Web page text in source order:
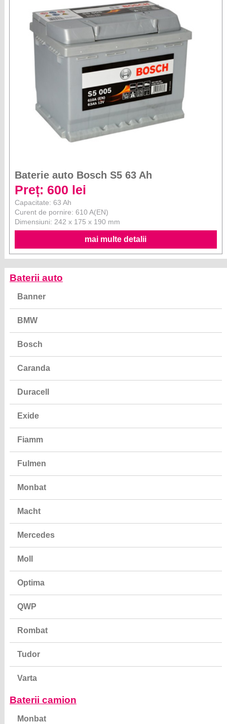
Baterie auto Bosch S5 63 Ah
Preț: 600 lei
Capacitate: 63 Ah
Curent de pornire: 610 A(EN)
Dimensiuni: 242 x 175 x 190 mm
mai multe detalii
Baterii auto
Banner
BMW
Bosch
Caranda
Duracell
Exide
Fiamm
Fulmen
Monbat
Macht
Mercedes
Moll
Optima
QWP
Rombat
Tudor
Varta
Baterii camion
Monbat